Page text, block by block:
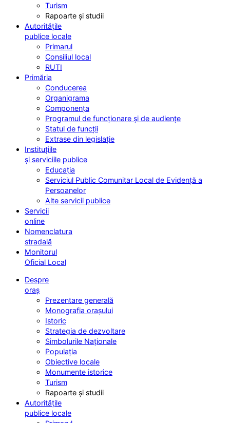
Turism
Rapoarte și studii
Autoritățile
publice locale
Primarul
Consiliul local
RUTI
Primăria
Conducerea
Organigrama
Componența
Programul de funcționare și de audiențe
Statul de funcții
Extrase din legislație
Instituțiile
și serviciile publice
Educația
Serviciul Public Comunitar Local de Evidență a
Persoanelor
Alte servicii publice
Servicii
online
Nomenclatura
stradală
Monitorul
Oficial Local
Despre
oraș
Prezentare generală
Monografia orașului
Istoric
Strategia de dezvoltare
Simbolurile Naționale
Populația
Obiective locale
Monumente istorice
Turism
Rapoarte și studii
Autoritățile
publice locale